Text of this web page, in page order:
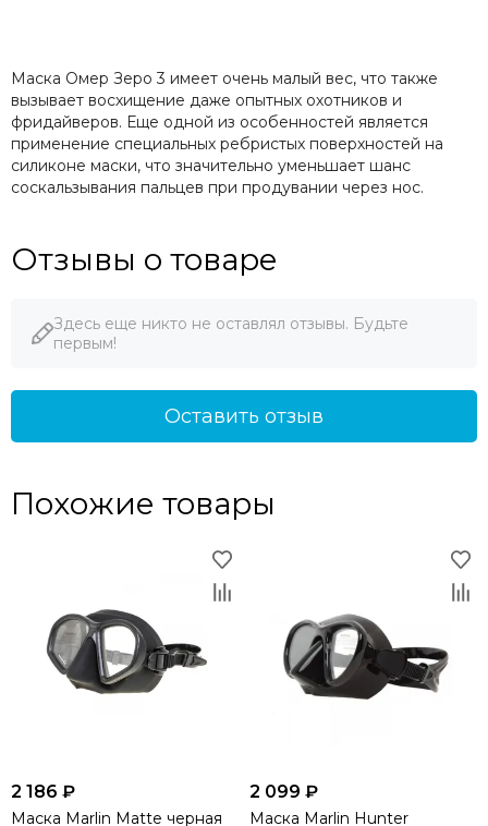
Маска Омер Зеро 3 имеет очень малый вес, что также
вызывает восхищение даже опытных охотников и
фридайверов. Еще одной из особенностей является
применение специальных ребристых поверхностей на
силиконе маски, что значительно уменьшает шанс
соскальзывания пальцев при продувании через нос.
Отзывы о товаре
Здесь еще никто не оставлял отзывы. Будьте
первым!
Оставить отзыв
Похожие товары
2 186 ₽
Маска Marlin Matte черная
2 099 ₽
Маска Marlin Hunter